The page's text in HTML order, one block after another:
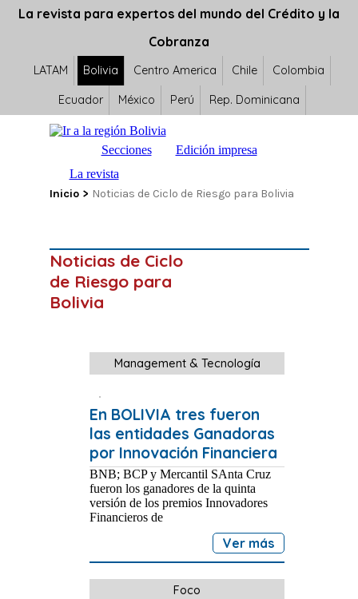
La revista para expertos del mundo del Crédito y la
Cobranza
LATAM Bolivia Centro America Chile Colombia
Ecuador México Perú Rep. Dominicana
Secciones
Edición impresa
La revista
Inicio > Noticias de Ciclo de Riesgo para Bolivia
Noticias de Ciclo
de Riesgo para
Bolivia
Management & Tecnología
En BOLIVIA tres fueron
las entidades Ganadoras
por Innovación Financiera
BNB; BCP y Mercantil SAnta Cruz
fueron los ganadores de la quinta
versión de los premios Innovadores
Financieros de
Ver más
Foco